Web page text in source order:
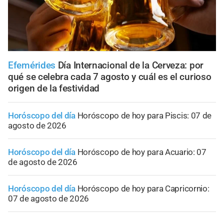
Efemérides Día Internacional de la Cerveza: por
qué se celebra cada 7 agosto y cuál es el curioso
origen de la festividad
Horóscopo del día Horóscopo de hoy para Piscis: 07 de
agosto de 2026
Horóscopo del día Horóscopo de hoy para Acuario: 07
de agosto de 2026
Horóscopo del día Horóscopo de hoy para Capricornio:
07 de agosto de 2026